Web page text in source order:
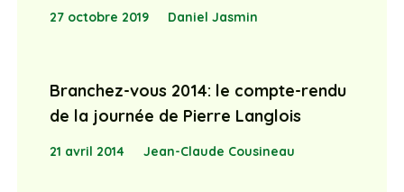
27 octobre 2019 Daniel Jasmin
Branchez-vous 2014: le compte-rendu
de la journée de Pierre Langlois
21 avril 2014 Jean-Claude Cousineau